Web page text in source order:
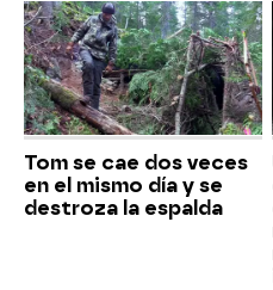
Tom se cae dos veces
en el mismo día y se
destroza la espalda